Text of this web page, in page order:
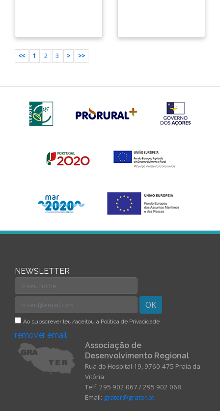
<< 1 2 3 > >>
NEWSLETTER
OK
Ao subscrever leu/aceitou a Política de Privacidade
remover email
Associação de
Desenvolvimento Regional
Rua do Hospital 19, 9760-475 Praia da
Vitória
Telf. 295 902 067 / 295 902 068
Email: grater@grater.pt